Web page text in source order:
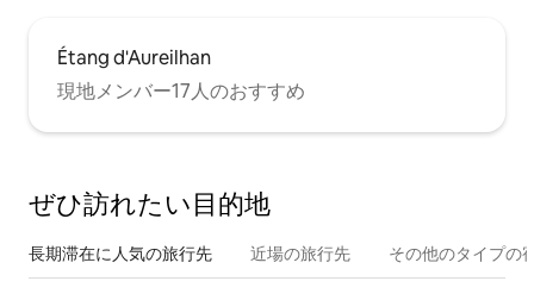
Étang d'Aureilhan
現地メンバー17人のおすすめ
ぜひ訪⁠れ⁠た⁠い目⁠的⁠地
長期滞在に人気の旅行先 近場の旅行先 その他のタ⁠イ⁠プ⁠の